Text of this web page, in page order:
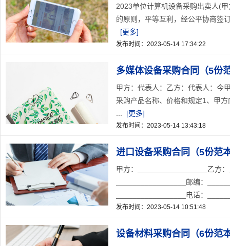
2023单位计算机设备采购出卖人(
的原则，平等互利，经公平协商签
[更多]
发布时间：2023-05-14 17:34:22
多媒体设备采购合同（5份
甲方：代表人：乙方：代表人：今
采购产品名称、价格和规定1、甲
[更多]
发布时间：2023-05-14 13:43:18
进口设备采购合同（5份范
甲方：_________________乙方
_________________邮编：
_________________电话：
发布时间：2023-05-14 10:51:48
设备材料采购合同（6份范